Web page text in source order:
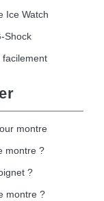
Ice Watch
Shock
montre
montre ?
?
montre ?